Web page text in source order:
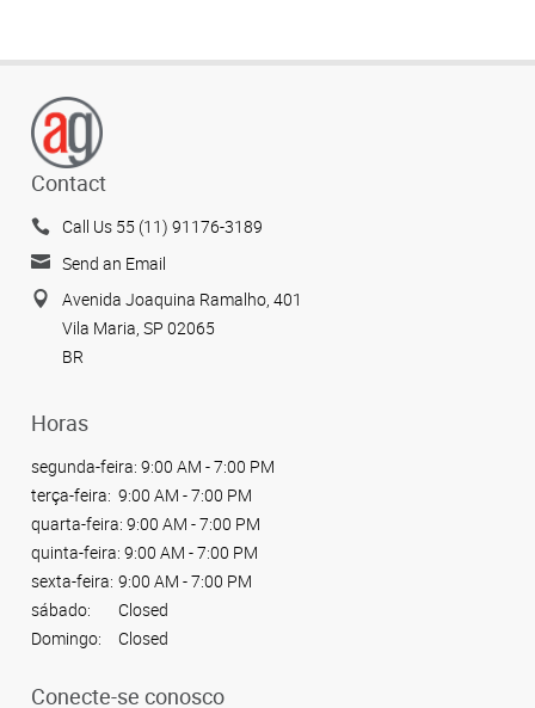
Contact
Call Us 55 (11) 91176-3189
Send an Email
Avenida Joaquina Ramalho, 401
Vila Maria, SP 02065
BR
Horas
segunda-feira: 9:00 AM - 7:00 PM
terça-feira: 9:00 AM - 7:00 PM
quarta-feira: 9:00 AM - 7:00 PM
quinta-feira: 9:00 AM - 7:00 PM
sexta-feira: 9:00 AM - 7:00 PM
sábado:
Closed
Domingo:
Closed
Conecte-se conosco